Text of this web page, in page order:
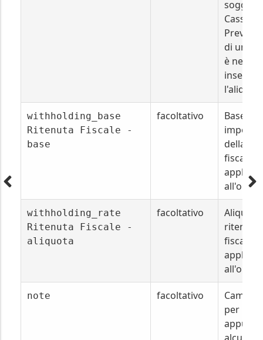
Cassa
di un
è
inserire
withholding_base
Ritenuta Fiscale -
base
facoltativo
Base
della
fiscale
withholding_rate
Ritenuta Fiscale -
aliquota
facoltativo
ritenuta
fiscale
note facoltativo
Campo
per